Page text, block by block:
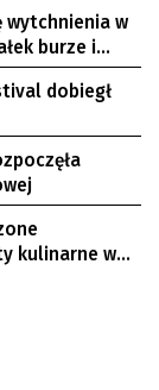
wytchnienia w
burze i
dobiegł
kulinarne w